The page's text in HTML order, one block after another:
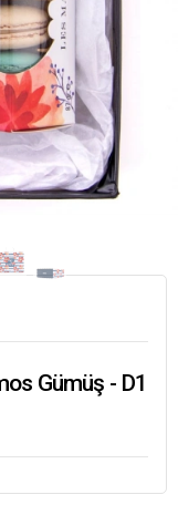
Gümüş - D1